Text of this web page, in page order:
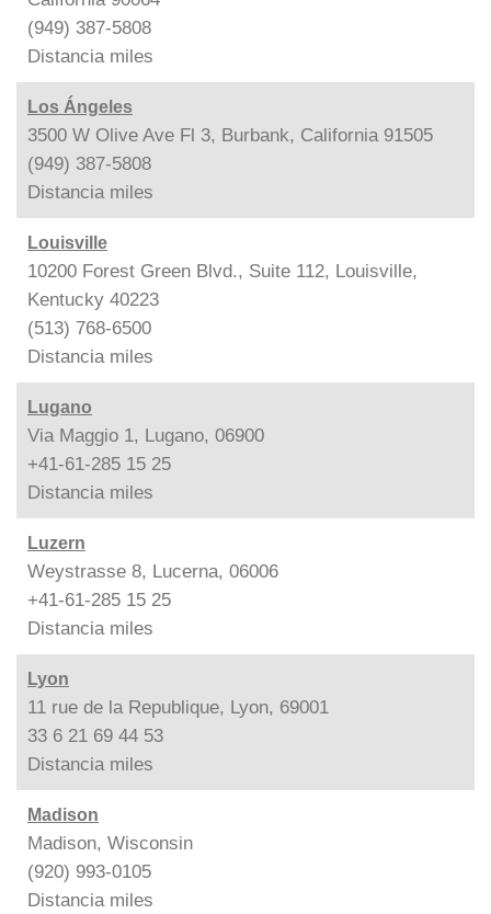
(949) 387-5808
Distancia miles
Los Ángeles
3500 W Olive Ave Fl 3, Burbank, California 91505
(949) 387-5808
Distancia miles
Louisville
10200 Forest Green Blvd., Suite 112, Louisville,
Kentucky 40223
(513) 768-6500
Distancia miles
Lugano
Via Maggio 1, Lugano, 06900
+41-61-285 15 25
Distancia miles
Luzern
Weystrasse 8, Lucerna, 06006
+41-61-285 15 25
Distancia miles
Lyon
11 rue de la Republique, Lyon, 69001
33 6 21 69 44 53
Distancia miles
Madison
Madison, Wisconsin
(920) 993-0105
Distancia miles